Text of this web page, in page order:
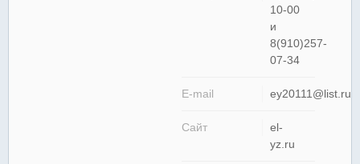
10-00
и
8(910)257-
07-34
E-mail ey20111@list.ru
Сайт
el-
yz.ru